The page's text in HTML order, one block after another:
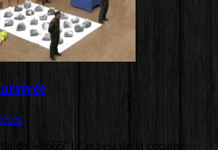
»8666″] Ceci est de la cocaïne